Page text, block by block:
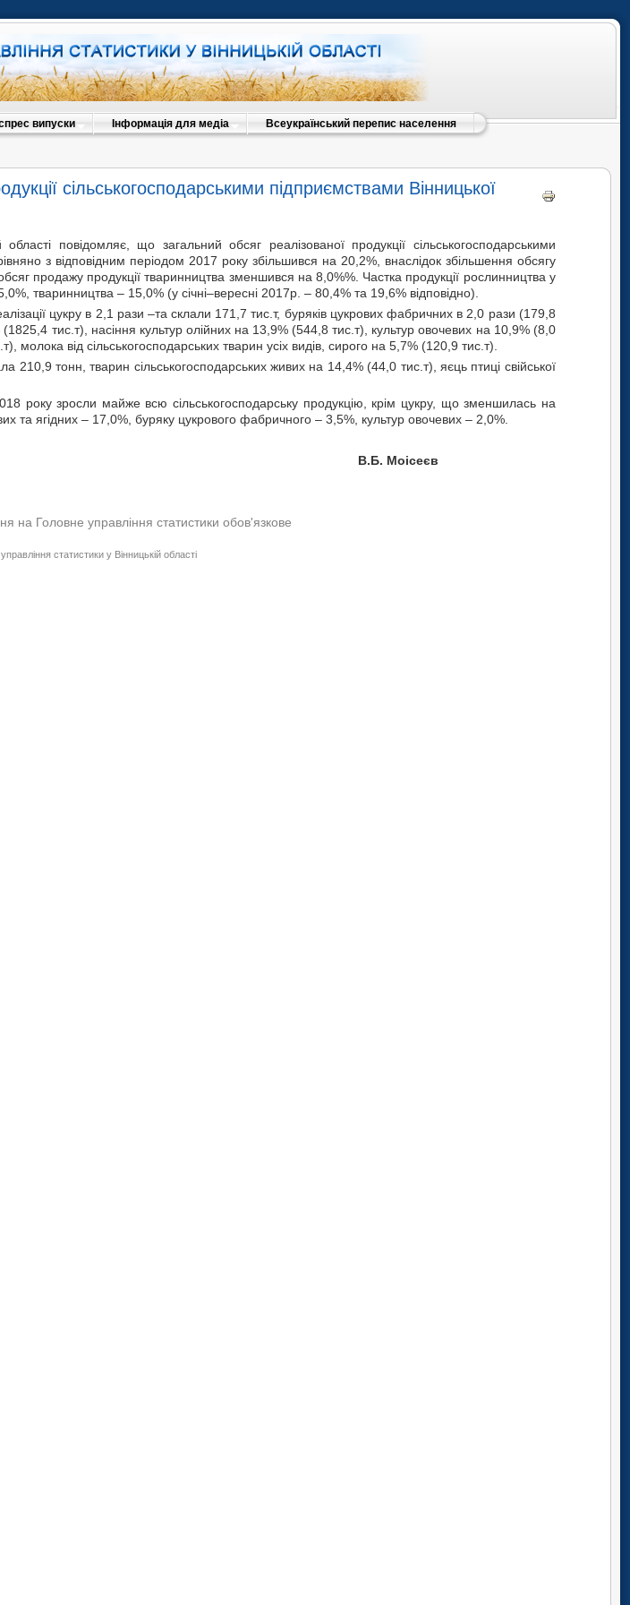
випуски Інформація для медіа Всеукраїнський перепис населення
сільськогосподарськими підприємствами Вінницької
повідомляє, що загальний обсяг реалізованої продукції сільськогосподарськими
з відповідним періодом 2017 року збільшився на 20,2%, внаслідок збільшення обсягу
продажу продукції тваринництва зменшився на 8,0%%. Частка продукції рослинництва у
тваринництва – 15,0% (у січні–вересні 2017р. – 80,4% та 19,6% відповідно).
цукру в 2,1 рази –та склали 171,7 тис.т, буряків цукрових фабричних в 2,0 рази (179,8
тис.т), насіння культур олійних на 13,9% (544,8 тис.т), культур овочевих на 10,9% (8,0
молока від сільськогосподарських тварин усіх видів, сирого на 5,7% (120,9 тис.т).
210,9 тонн, тварин сільськогосподарських живих на 14,4% (44,0 тис.т), яєць птиці свійської
року зросли майже всю сільськогосподарську продукцію, крім цукру, що зменшилась на
та ягідних – 17,0%, буряку цукрового фабричного – 3,5%, культур овочевих – 2,0%.
В.Б. Моісеєв
на Головне управління статистики обов'язкове
статистики у Вінницькій області